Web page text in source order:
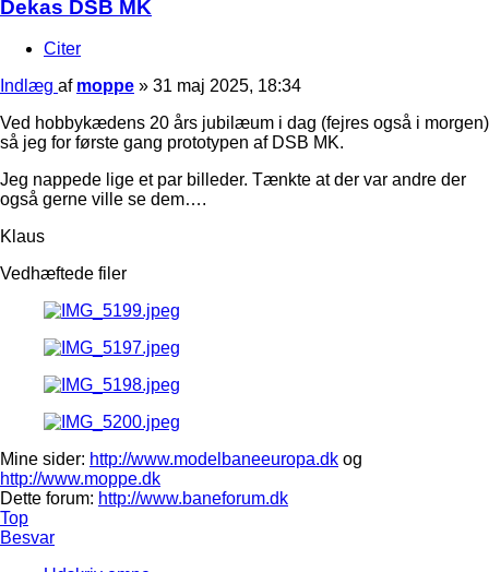
Dekas DSB MK
Citer
Indlæg af moppe » 31 maj 2025, 18:34
Ved hobbykædens 20 års jubilæum i dag (fejres også i morgen)
så jeg for første gang prototypen af DSB MK.
Jeg nappede lige et par billeder. Tænkte at der var andre der
også gerne ville se dem….
Klaus
Vedhæftede filer
Mine sider: http://www.modelbaneeuropa.dk og
http://www.moppe.dk
Dette forum: http://www.baneforum.dk
Top
Besvar